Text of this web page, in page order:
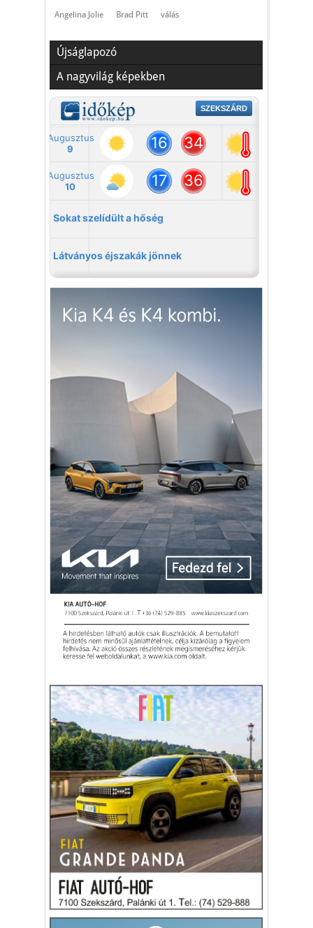
Angelina Jolie Brad Pitt válás
Újságlapozó
A nagyvilág képekben